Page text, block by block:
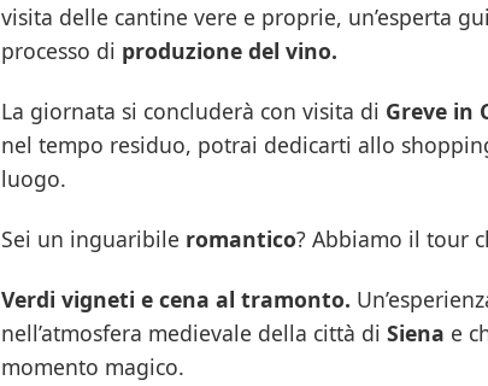
visita delle cantine vere e proprie, un’esperta
processo di produzione del vino.
La giornata si concluderà con visita di Greve in
nel tempo residuo, potrai dedicarti allo
luogo.
Sei un inguaribile romantico? Abbiamo il tour
Verdi vigneti e cena al tramonto.
nell’atmosfera medievale della città di Siena e
momento magico.